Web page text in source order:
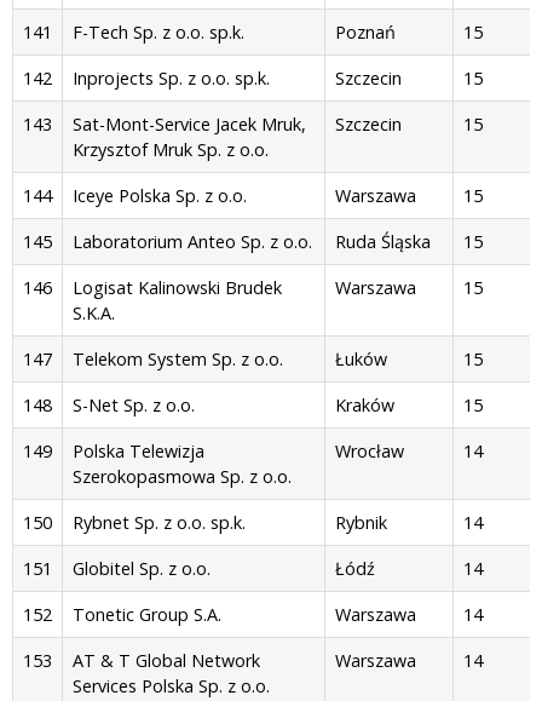
141
F-Tech Sp. z o.o. sp.k. Poznań
15
142
Inprojects Sp. z o.o. sp.k. Szczecin
15
143
Sat-Mont-Service Jacek Mruk,
Krzysztof Mruk Sp. z o.o.
Szczecin 15
144 Iceye Polska Sp. z o.o. Warszawa
15
145
Laboratorium Anteo Sp. z o.o. Ruda Śląska
15
146
Logisat Kalinowski Brudek
S.K.A.
Warszawa 15
147 Telekom System Sp. z o.o. Łuków
15
148
S-Net Sp. z o.o. Kraków
15
149
Polska Telewizja
Szerokopasmowa Sp. z o.o.
Wrocław 14
150 Rybnet Sp. z o.o. sp.k. Rybnik
14
151
Globitel Sp. z o.o. Łódź
14
152
Tonetic Group S.A. Warszawa
14
153
AT & T Global Network
Services Polska Sp. z o.o.
Warszawa 14